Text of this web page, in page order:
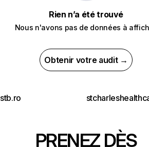
Rien n’a été trouvé
Nous n'avons pas de données à
Obtenir votre audit →
stb.ro
PRENEZ DÈS